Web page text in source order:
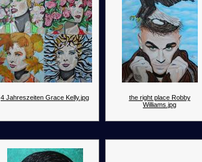
4 Jahreszeiten Grace Kelly.jpg
the right place Robby
Williams.jpg